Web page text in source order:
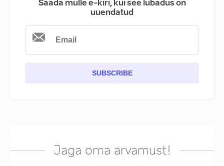
Saada mulle e-kiri, kui see lubadus on
uuendatud
SUBSCRIBE
Jaga oma arvamust!